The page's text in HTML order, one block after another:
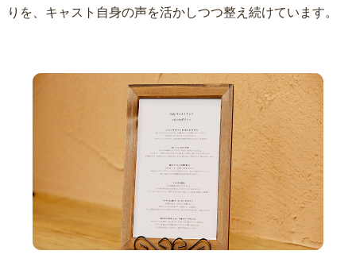
りを、キャスト自身の声を活かしつつ整え続けています。